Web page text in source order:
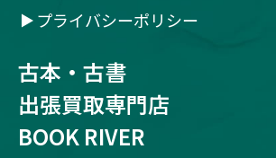
プライバシーポリシー
古本・古書
出張買取専門店
BOOK RIVER